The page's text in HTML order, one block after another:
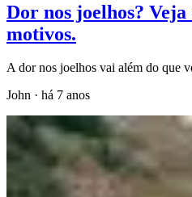
Dor nos joelhos?
motivos.
A dor nos joelhos vai além do que
John · há 7 anos